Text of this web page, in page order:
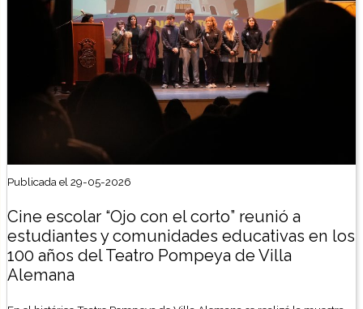
Publicada el 29-05-2026
Cine escolar “Ojo con el corto” reunió a
estudiantes y comunidades educativas en los
100 años del Teatro Pompeya de Villa
Alemana